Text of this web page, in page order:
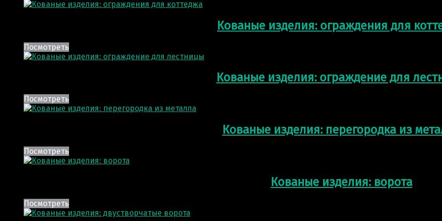
Кованые изделия: ограждения для
Посмотреть
Кованые изделия: ограждение для
Посмотреть
Кованые изделия: перегородка из
Посмотреть
Кованые изделия: ворота
Посмотреть